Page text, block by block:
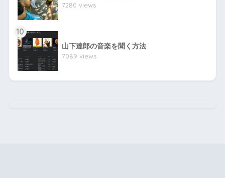
7280 views
10
山下達郎の音楽を聞く方法
7089 views